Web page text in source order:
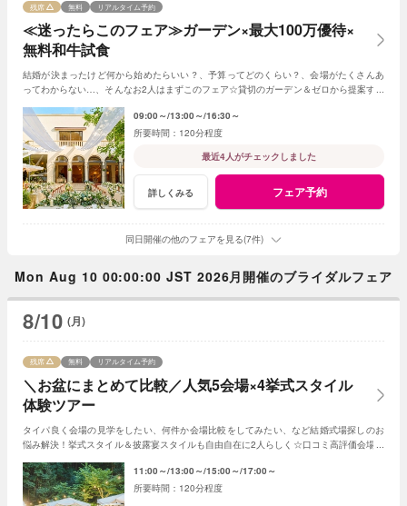
≪迷ったらこのフェア≫ガーデン×最大100万優待×
無料和牛試食
残席 無料 リアルタイム予約
結婚が決まったけど何から始めたらいい？、予算ってどのくらい？、会場がたくさんあ
ってわからない…、そんなお2人はまずこのフェア☆貸切のガーデン＆ゼロから提案する
09:00～ 13:00～ 16:30～
120分程度
最近4人がチェックしました
詳しくみる フェア予約
同日開催の他のフェアを見る(7件)
Mon Aug 10 00:00:00 JST 2026月開催のブライダルフェア
8/10 (月)
＼お盆にまとめて比較／人気5会場×4挙式スタイル
体験ツアー
残席 無料 リアルタイム予約
タイパ良く会場の見学をしたい、何件か会場比較をしてみたい、など結婚式場探しのお
悩み解決！挙式スタイル＆披露宴スタイルも自由自在に2人らしく☆口コミ高評価会場を
11:00～ 13:00～ 15:00～ 17:00～
120分程度